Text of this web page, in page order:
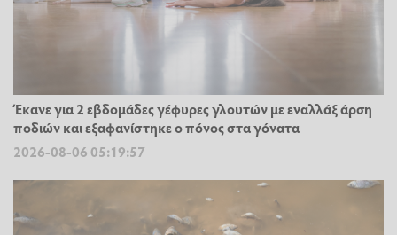
Έκανε για 2 εβδομάδες γέφυρες γλουτών με εναλλάξ άρση
ποδιών και εξαφανίστηκε ο πόνος στα γόνατα
2026-08-06 05:19:57